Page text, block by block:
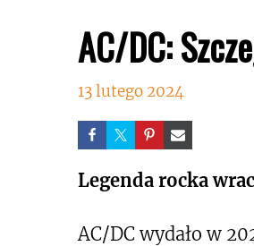
AC/DC:
13 lutego 2024
Legenda rocka
AC/DC wydało w